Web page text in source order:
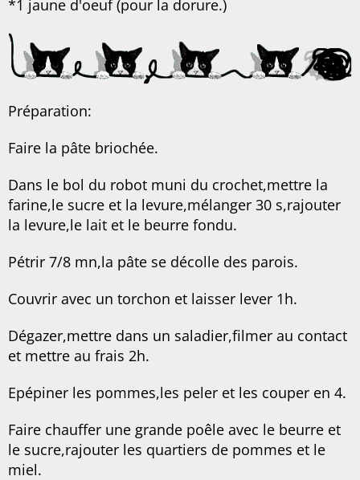
*1 jaune d'oeuf (pour la dorure.)
Préparation:
Faire la pâte briochée.
Dans le bol du robot muni du crochet,mettre la
farine,le sucre et la levure,mélanger 30 s,rajouter
la levure,le lait et le beurre fondu.
Pétrir 7/8 mn,la pâte se décolle des parois.
Couvrir avec un torchon et laisser lever 1h.
Dégazer,mettre dans un saladier,filmer au contact
et mettre au frais 2h.
Epépiner les pommes,les peler et les couper en 4.
Faire chauffer une grande poêle avec le beurre et
le sucre,rajouter les quartiers de pommes et le
miel.